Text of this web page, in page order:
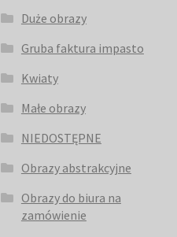
Duże obrazy
Gruba faktura impasto
Kwiaty
Małe obrazy
NIEDOSTĘPNE
Obrazy abstrakcyjne
Obrazy do biura na
zamówienie